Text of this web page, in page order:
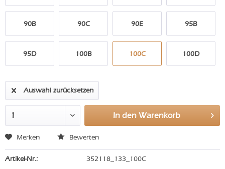
90B 90C 90E 95B
95D 100B 100C 100D
Auswahl zurücksetzen
In den Warenkorb
Merken Bewerten
Artikel-Nr.: 352118_133_100C